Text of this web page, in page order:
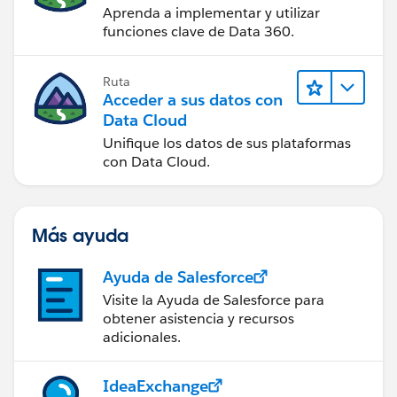
Aprenda a implementar y utilizar
funciones clave de Data 360.
Ruta
Acceder a sus datos con
Data Cloud
Unifique los datos de sus plataformas
con Data Cloud.
Más ayuda
Ayuda de Salesforce
Visite la Ayuda de Salesforce para
obtener asistencia y recursos
adicionales.
IdeaExchange